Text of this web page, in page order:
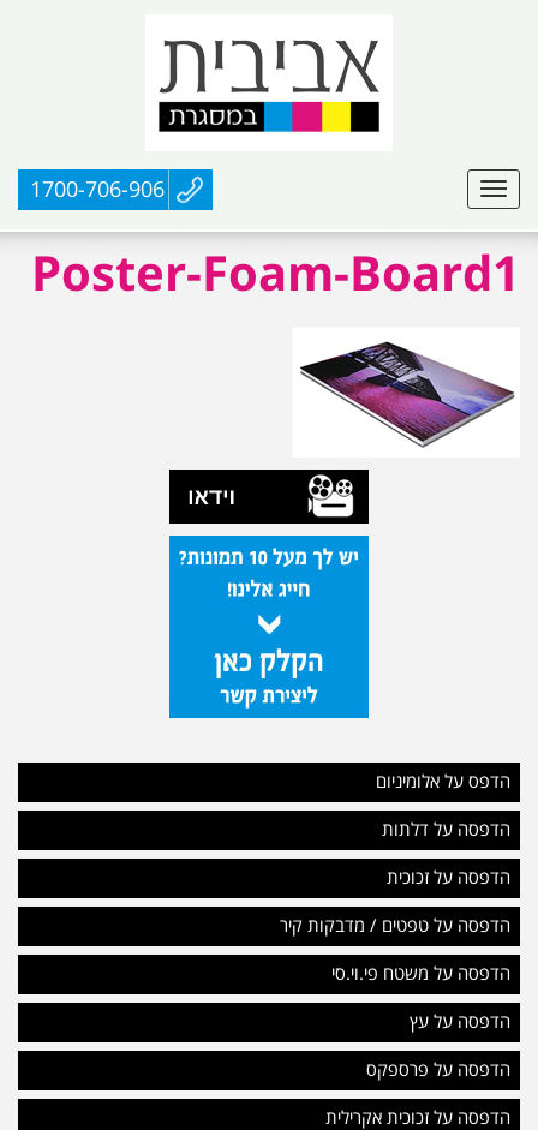
1700-706-906
Poster-Foam-Board1
הדפס על אלומיניום
הדפסה על דלתות
הדפסה על זכוכית
הדפסה על טפטים / מדבקות קיר
הדפסה על משטח פי.וי.סי
הדפסה על עץ
הדפסה על פרספקס
הדפסה על זכוכית אקרילית